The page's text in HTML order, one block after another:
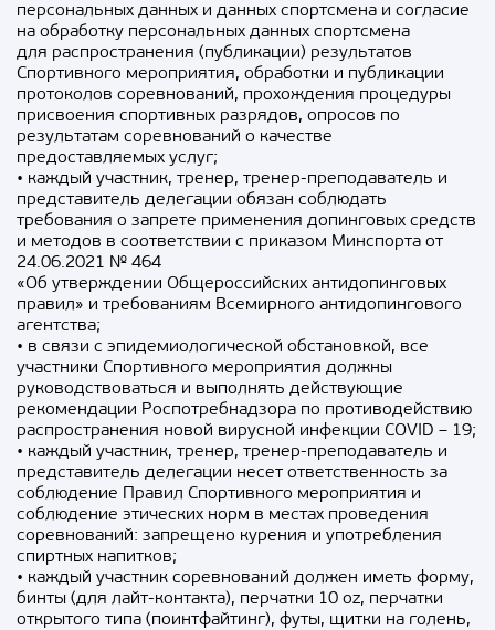
персональных данных и данных спортсмена и согласие
на обработку персональных данных спортсмена
для распространения (публикации) результатов
Спортивного мероприятия, обработки и публикации
протоколов соревнований, прохождения процедуры
присвоения спортивных разрядов, опросов по
результатам соревнований о качестве
предоставляемых услуг;
• каждый участник, тренер, тренер-преподаватель и
представитель делегации обязан соблюдать
требования о запрете применения допинговых средств
и методов в соответствии с приказом Минспорта от
24.06.2021 № 464
«Об утверждении Общероссийских антидопинговых
правил» и требованиям Всемирного антидопингового
агентства;
• в связи с эпидемиологической обстановкой, все
участники Спортивного мероприятия должны
руководствоваться и выполнять действующие
рекомендации Роспотребнадзора по противодействию
распространения новой вирусной инфекции COVID – 19;
• каждый участник, тренер, тренер-преподаватель и
представитель делегации несет ответственность за
соблюдение Правил Спортивного мероприятия и
соблюдение этических норм в местах проведения
соревнований: запрещено курения и употребления
спиртных напитков;
• каждый участник соревнований должен иметь форму,
бинты (для лайт-контакта), перчатки 10 oz, перчатки
открытого типа (поинтфайтинг), футы, щитки на голень,